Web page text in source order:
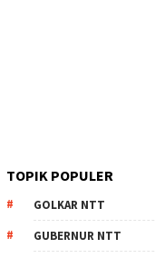
TOPIK POPULER
GOLKAR NTT
GUBERNUR NTT